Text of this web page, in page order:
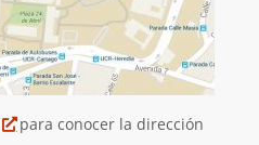
para conocer la dirección